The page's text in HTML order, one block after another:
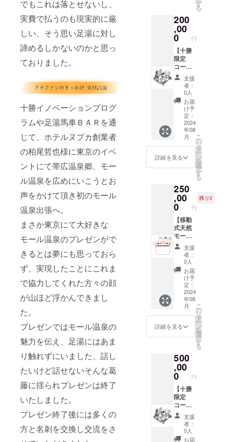
でもこれは落とせないし、
実費で払うのも現実的に厳
しい、そう思い足湯に対し
諦めるしかないのかと思っ
ておりました。
十勝イノベーションプログ
ラムや足湯馬車ＢＡＲを通
じて、ホテルヌプカ創業者
の柏尾哲也様に東京のイベ
ントにて帯広温泉郷、モー
ル温泉を広めにいこうとお
声をかけて頂き初のモール
温泉出張へ。
まさか東京にて大好きな
モール温泉のプレゼンがで
きるとは夢にも思っておら
ず、実現したことにこれま
で協力してくれた方々の顔
が山ほど浮かんできまし
た。
プレゼンではモール温泉の
魅力を伝え、足湯にはあま
り触れずにいました、話し
たいけど話せないそんな葛
藤に揺られプレゼンは終了
いたしました。
プレゼン終了後には多くの
方と名刺を交換し交流をさ
は電話
にて調
整させ
ていた
だきま
す。
食-■ 雰
良いお
食事処
でお風
呂上が
りの至
福のひ
と時を
下記メ
ニュー
から当
日お好
きなお
料理を
お選び
頂けま
す。 -メ
ニュー-
・焼魚
定食 ・
おつま
ト ・
サーロ
イン
カット
ステー
キ定食
・黒豚
トンカ
ツ定食
・パス
タセッ
用時の
予約方
法 : ご
予約は
プロ
ジェク
ト終了
後メー
は電話
にて調
整させ
ていた
だきま
す。
豆な
元の食
材を取
り揃え
た
ビュッ
フェ
コー
ナーも
ござい
ます。
■-ご夕
食-■ 雰
囲気の
良いお
食事処
でお風
呂上が
りの至
福のひ
と時を
ニュー
から当
日お好
きなお
料理を
お選び
頂けま
す。 -メ
ニュー-
・焼魚
定食 ・
おつま
みセッ
ト ・
サーロ
イン
カット
ステー
キ定食
・黒豚
ツ定食
・パス
タセッ
ト ※利
用時の
予約方
法 : ご
予約は
プロ
ジェク
ト終了
限は裏
付押印
から１
年間と
なりま
す。 ※
日帰り
入浴券
の有効
期限は
裏面の
日付か
ら5年以
内とさ
せてい
ただき
ます。
が適切
いと判
断した
広告は
お断り
させて
いただ
く場合
がござ
いま
す。
・ふく
ル日帰
り入浴
券50枚
75,000
円分に
相当
（入浴
料1,500
円×50回
勝限定
となり
ますの
でご了
承くだ
さい。
※日にち
や条件
につき
まして
し、ご
都合の
良い日
に設置
いたし
ます。
き】
容）
【お2人
様 1泊
２食宿
泊券 】
※ホテル
の予約
状況に
よりご
宿泊い
ただけ
ない日
もござ
いま
す、予
めご了
承くだ
さい。
・ふく
井ホテ
り入浴
券60枚
90,000
円分に
相当
（入浴
料1,500
円×60回
分) ■日
帰り入
浴券使
用方法
フロン
トス
タッフ
にお渡
しくだ
さい。
※日帰り
入浴券
期限は
裏面の
日付か
ら5年以
内とさ
せてい
ただき
ます。
□■□------
-----------
-----------
す
る
200
,00
0 円
【十勝
限定
コース
2日間＋
除幕式
テープ
カット
付き＋
日帰り
入浴券
100枚】
（内
容） ・
２日間
移動式
天然
足湯を
お持ち
し、癒
しをお
届けい
たしま
す。 更
にふく
井ホテ
ルにて
行われ
る除幕
式の
テープ
カット
を担当
してい
ただき
ます。
・ふく
ル日帰
り入浴
券100枚
150,000
円分に
相当
（入浴
料1,500
円×100
回分) ※
十勝限
支援
者：
0人
お届
け予
定：
2024
年08
月
詳細を見る
こ
の
リ
タ
ー
ン
を
選
択
す
る
250
,00
0 円
残り2
【移動
式天然
モール
足湯 広
告＋ふ
く井ホ
テル日
帰り入
浴券150
枚＋
モールT
シャツ1
枚＋除
幕式
テープ
カット
（内
容） ・
移動式
天然
モール
足湯に
企業・
団体・
個人の
バナー
をお入
支援
者：
0人
お届
け予
定：
2024
年08
月
詳細を見る
こ
の
リ
タ
ー
ン
を
選
択
す
る
500
,00
0 円
【十勝
限定
コース
５日間
＋除幕
式テー
プカッ
支援
者：
0人
お届